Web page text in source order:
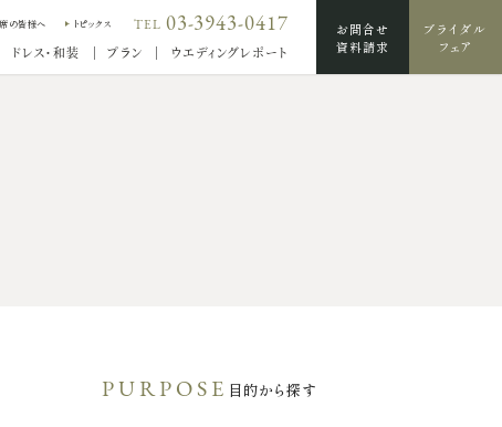
の皆様へ トピックス TEL 03-3943-0417
ドレス・和装 プラン ウエディングレポート
お問合せ
資料請求
ブライダル
フェア
目的から探す